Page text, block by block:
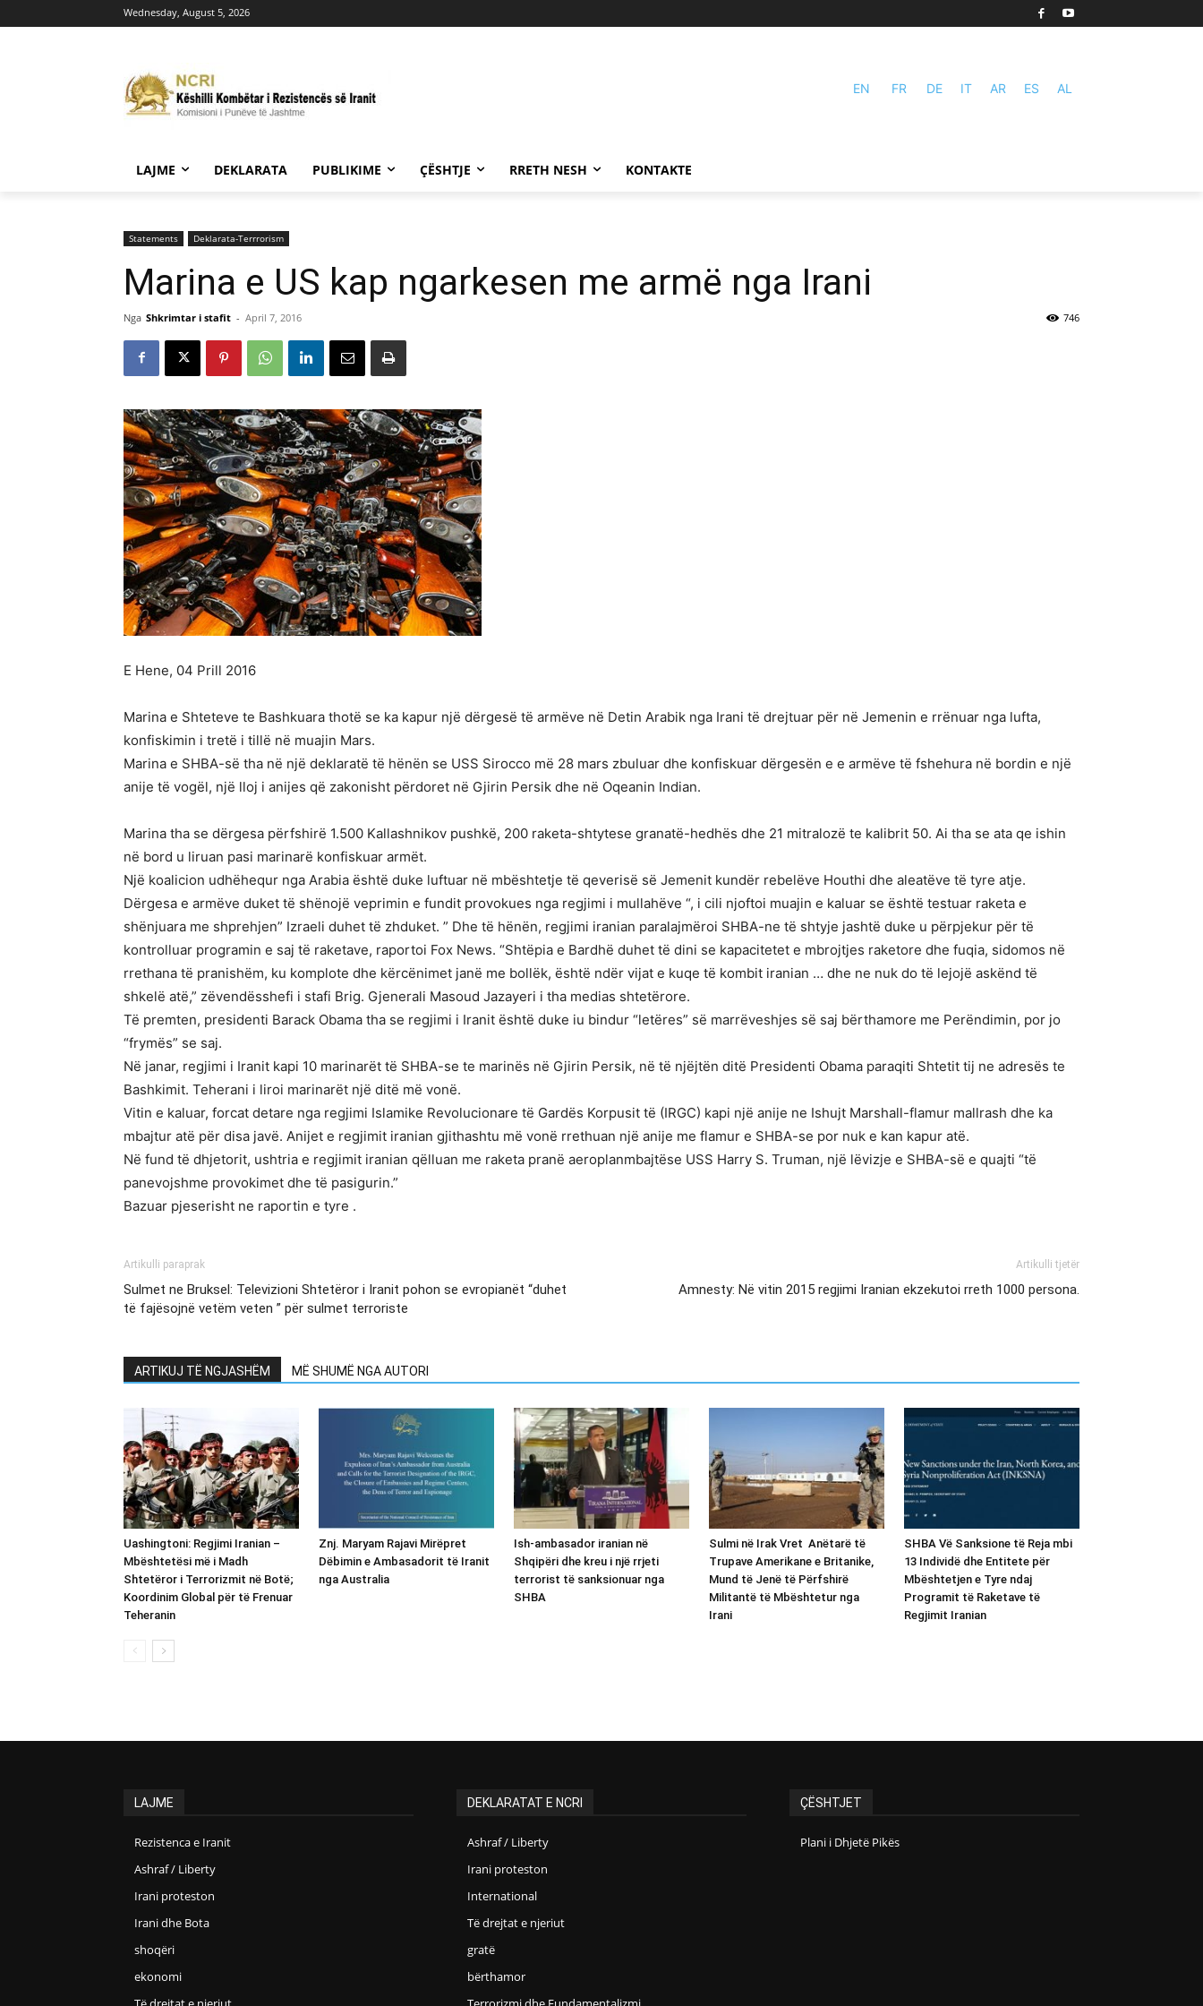
Wednesday, August 5, 2026
EN FR DE IT AR ES AL
LAJME DEKLARATA PUBLIKIME ÇËSHTJE RRETH NESH KONTAKTE
Statements Deklarata-Terrrorism
Marina e US kap ngarkesen me armë nga Irani
Nga Shkrimtar i stafit - April 7, 2016 746
E Hene, 04 Prill 2016
Marina e Shteteve te Bashkuara thotë se ka kapur një dërgesë të armëve në Detin Arabik nga Irani të drejtuar për në Jemenin e rrënuar nga lufta,
konfiskimin i tretë i tillë në muajin Mars.
Marina e SHBA-së tha në një deklaratë të hënën se USS Sirocco më 28 mars zbuluar dhe konfiskuar dërgesën e e armëve të fshehura në bordin e një
anije të vogël, një lloj i anijes që zakonisht përdoret në Gjirin Persik dhe në Oqeanin Indian.
Marina tha se dërgesa përfshirë 1.500 Kallashnikov pushkë, 200 raketa-shtytese granatë-hedhës dhe 21 mitralozë te kalibrit 50. Ai tha se ata qe ishin
në bord u liruan pasi marinarë konfiskuar armët.
Një koalicion udhëhequr nga Arabia është duke luftuar në mbështetje të qeverisë së Jemenit kundër rebelëve Houthi dhe aleatëve të tyre atje.
Dërgesa e armëve duket të shënojë veprimin e fundit provokues nga regjimi i mullahëve “, i cili njoftoi muajin e kaluar se është testuar raketa e
shënjuara me shprehjen” Izraeli duhet të zhduket. ” Dhe të hënën, regjimi iranian paralajmëroi SHBA-ne të shtyje jashtë duke u përpjekur për të
kontrolluar programin e saj të raketave, raportoi Fox News. “Shtëpia e Bardhë duhet të dini se kapacitetet e mbrojtjes raketore dhe fuqia, sidomos në
rrethana të pranishëm, ku komplote dhe kërcënimet janë me bollëk, është ndër vijat e kuqe të kombit iranian … dhe ne nuk do të lejojë askënd të
shkelë atë,” zëvendësshefi i stafi Brig. Gjenerali Masoud Jazayeri i tha medias shtetërore.
Të premten, presidenti Barack Obama tha se regjimi i Iranit është duke iu bindur “letëres” së marrëveshjes së saj bërthamore me Perëndimin, por jo
“frymës” se saj.
Në janar, regjimi i Iranit kapi 10 marinarët të SHBA-se te marinës në Gjirin Persik, në të njëjtën ditë Presidenti Obama paraqiti Shtetit tij ne adresës te
Bashkimit. Teherani i liroi marinarët një ditë më vonë.
Vitin e kaluar, forcat detare nga regjimi Islamike Revolucionare të Gardës Korpusit të (IRGC) kapi një anije ne Ishujt Marshall-flamur mallrash dhe ka
mbajtur atë për disa javë. Anijet e regjimit iranian gjithashtu më vonë rrethuan një anije me flamur e SHBA-se por nuk e kan kapur atë.
Në fund të dhjetorit, ushtria e regjimit iranian qëlluan me raketa pranë aeroplanmbajtëse USS Harry S. Truman, një lëvizje e SHBA-së e quajti “të
panevojshme provokimet dhe të pasigurin.”
Bazuar pjeserisht ne raportin e tyre .
Artikulli paraprak
Sulmet ne Bruksel: Televizioni Shtetëror i Iranit pohon se evropianët “duhet
të fajësojnë vetëm veten ” për sulmet terroriste
Artikulli tjetër
Amnesty: Në vitin 2015 regjimi Iranian ekzekutoi rreth 1000 persona.
ARTIKUJ TË NGJASHËM MË SHUMË NGA AUTORI
Uashingtoni: Regjimi Iranian –
Mbështetësi më i Madh
Shtetëror i Terrorizmit në Botë;
Koordinim Global për të Frenuar
Teheranin
Znj. Maryam Rajavi Mirëpret
Dëbimin e Ambasadorit të Iranit
nga Australia
Ish-ambasador iranian në
Shqipëri dhe kreu i një rrjeti
terrorist të sanksionuar nga
SHBA
Sulmi në Irak Vret Anëtarë të
Trupave Amerikane e Britanike,
Mund të Jenë të Përfshirë
Militantë të Mbështetur nga
Irani
SHBA Vë Sanksione të Reja mbi
13 Individë dhe Entitete për
Mbështetjen e Tyre ndaj
Programit të Raketave të
Regjimit Iranian
LAJME
Rezistenca e Iranit
Ashraf / Liberty
Irani proteston
Irani dhe Bota
shoqëri
ekonomi
DEKLARATAT E NCRI
Ashraf / Liberty
Irani proteston
International
Të drejtat e njeriut
gratë
bërthamor
ÇËSHTJET
Plani i Dhjetë Pikës